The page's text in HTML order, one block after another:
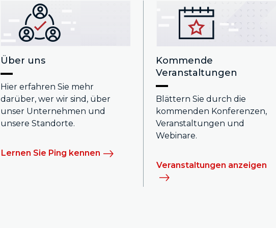
Über uns
Hier erfahren Sie mehr
darüber, wer wir sind, über
unser Unternehmen und
unsere Standorte.
Lernen Sie Ping kennen
Kommende
Veranstaltungen
Blättern Sie durch die
kommenden Konferenzen,
Veranstaltungen und
Webinare.
Veranstaltungen anzeigen